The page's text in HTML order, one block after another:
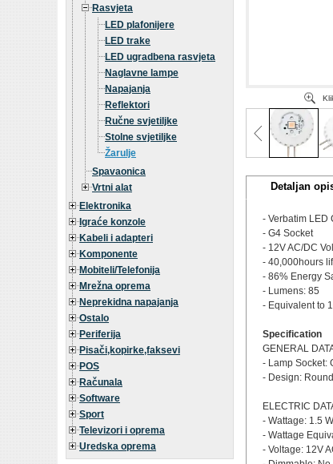
Rasvjeta
LED plafonijere
LED trake
LED ugradbena rasvjeta
Naglavne lampe
Napajanja
Reflektori
Ručne svjetiljke
Stolne svjetiljke
Žarulje
Spavaonica
Vrtni alat
Elektronika
Igraće konzole
Kabeli i adapteri
Komponente
Mobiteli/Telefonija
Mrežna oprema
Neprekidna napajanja
Ostalo
Periferija
Pisači,kopirke,faksevi
POS
Računala
Software
Sport
Televizori i oprema
Uredska oprema
Detaljan
- Verbatim LED
- G4 Socket
- 12V AC/DC
- 40,000hours
- 86% Energy
- Lumens: 85
- Equivalent to
Specification
GENERAL
- Lamp Socket:
- Design:
ELECTRIC
- Wattage: 1.5 W
- Wattage
- Voltage: 12V